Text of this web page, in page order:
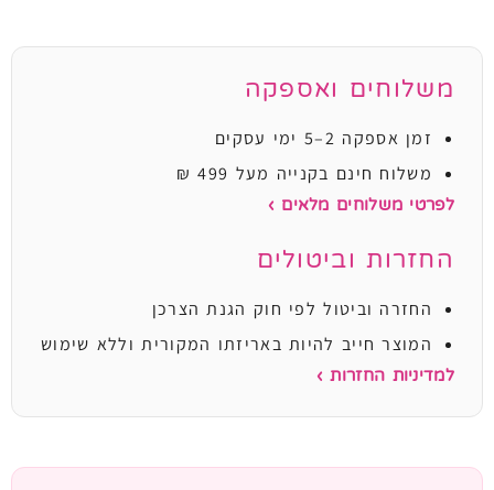
משלוחים ואספקה
זמן אספקה 2–5 ימי עסקים
משלוח חינם בקנייה מעל 499 ₪
לפרטי משלוחים מלאים ›
החזרות וביטולים
החזרה וביטול לפי חוק הגנת הצרכן
המוצר חייב להיות באריזתו המקורית וללא שימוש
למדיניות החזרות ›